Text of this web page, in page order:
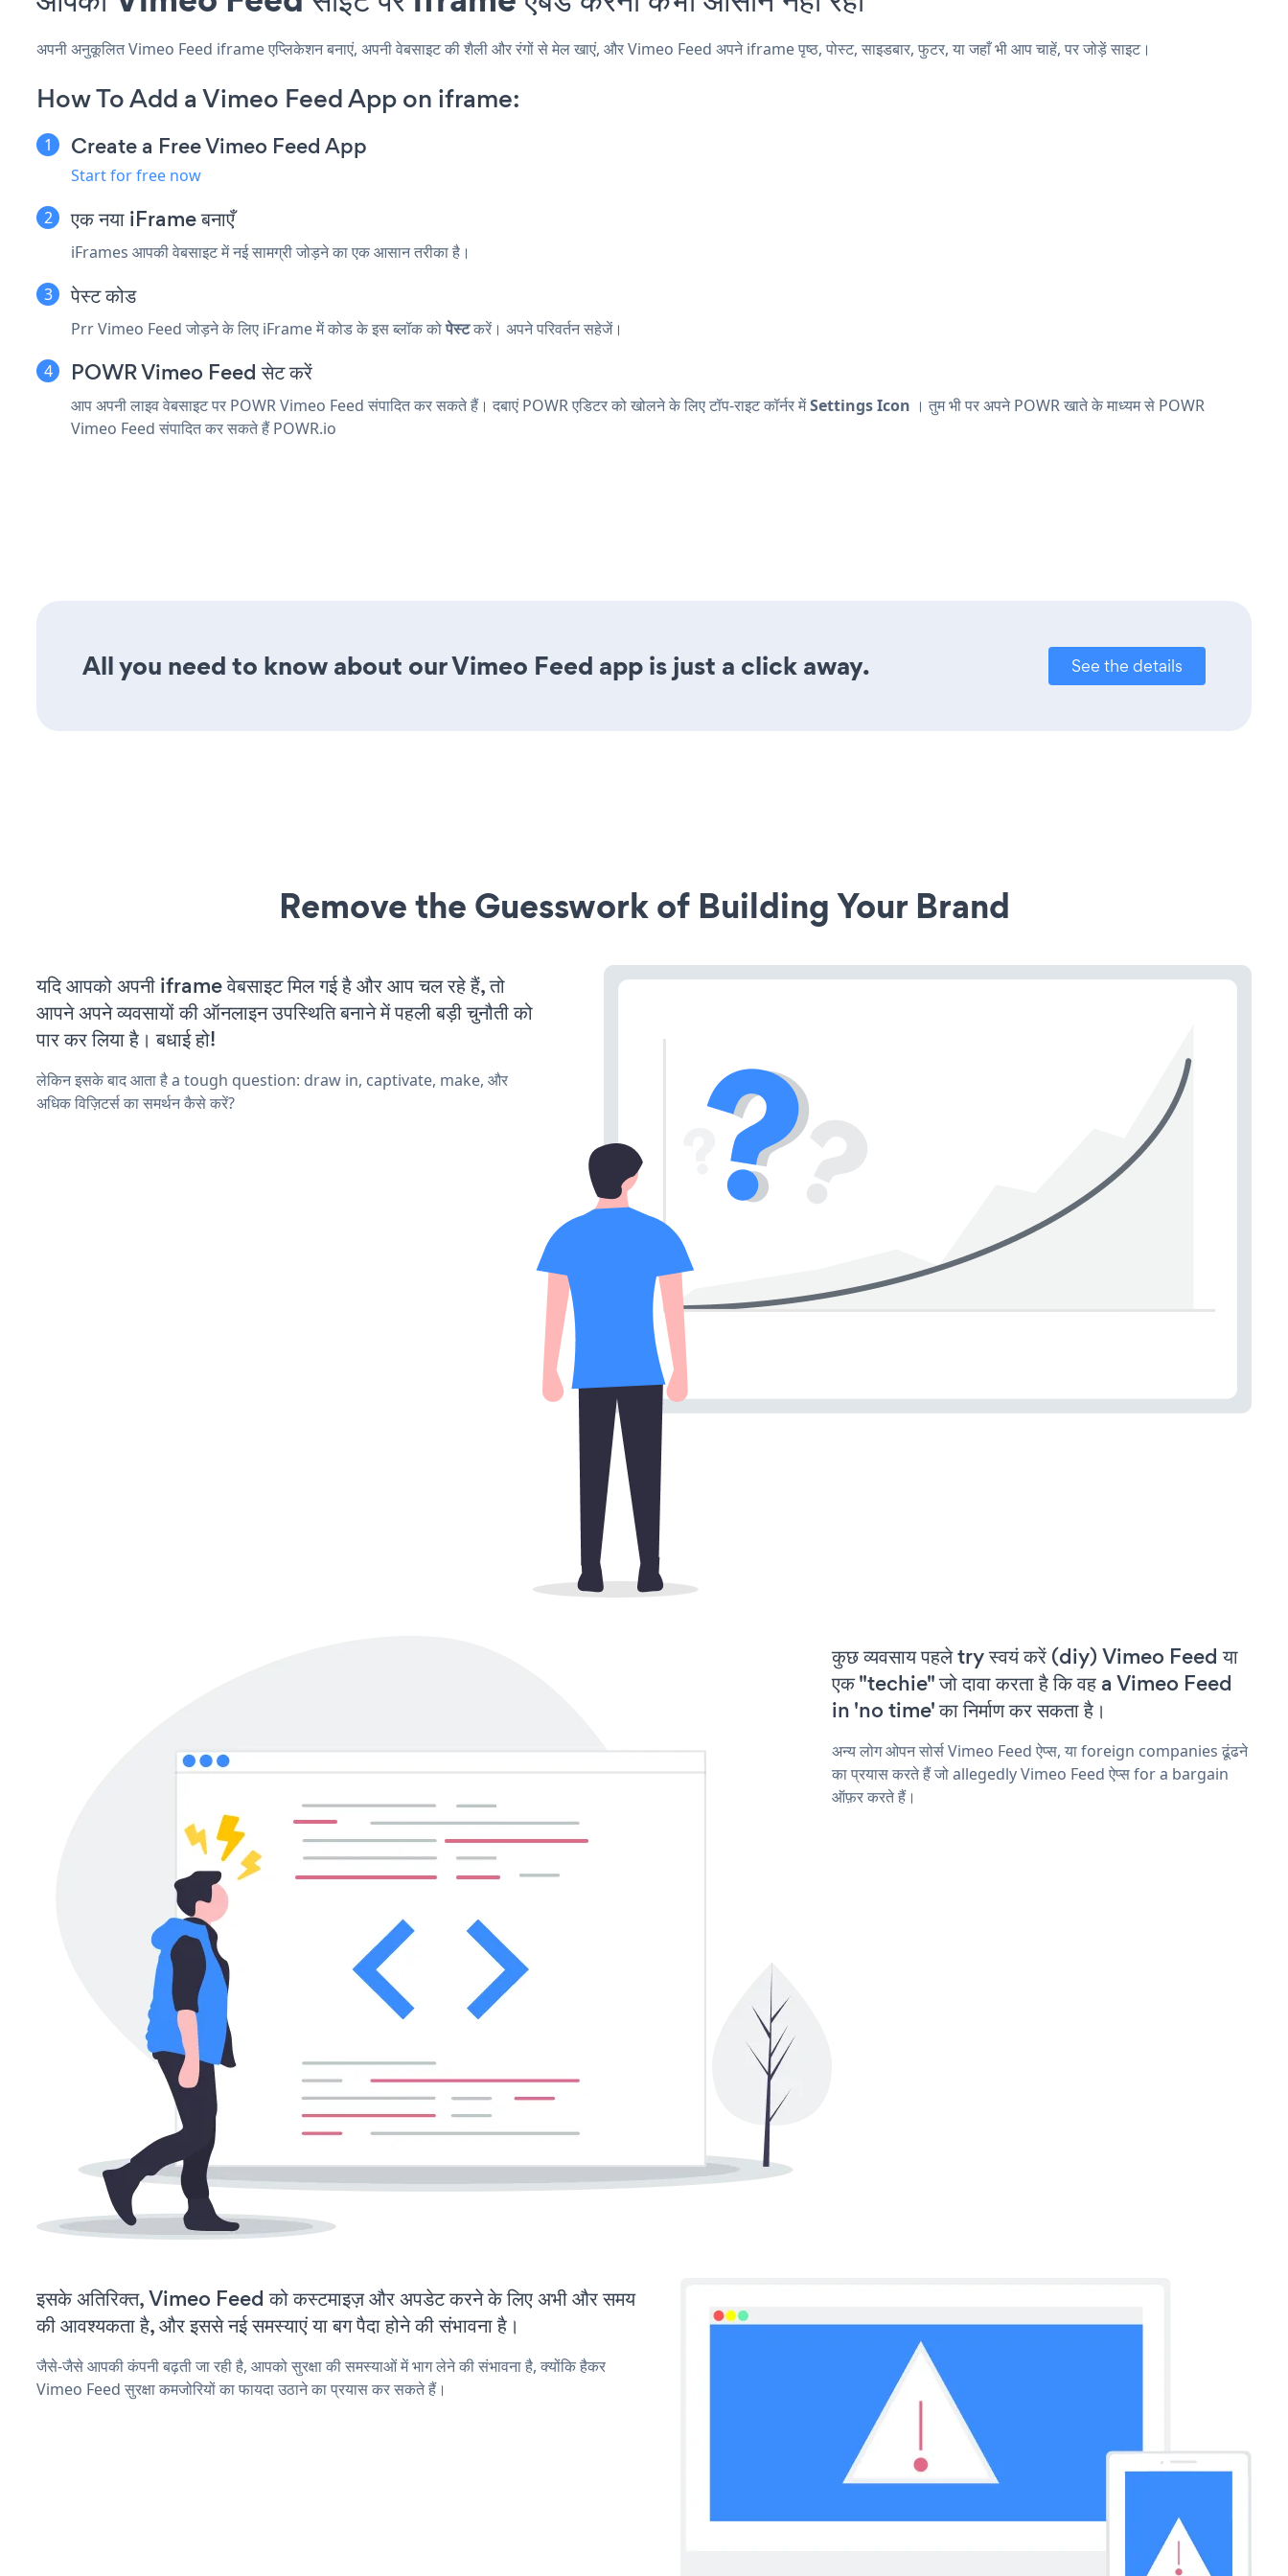
अपनी अनुकूलित Vimeo Feed iframe एप्लिकेशन बनाएं, अपनी वेबसाइट की शैली और रंगों से मेल खाएं, और Vimeo Feed अपने iframe पृष्ठ, पोस्ट, साइडबार, फुटर, या जहाँ भी आप चाहें, पर जोड़ें साइट।
How To Add a Vimeo Feed App on iframe:
Create a Free Vimeo Feed App
Start for free now
एक नया iFrame बनाएँ
iFrames आपकी वेबसाइट में नई सामग्री जोड़ने का एक आसान तरीका है।
पेस्ट कोड
Prr Vimeo Feed जोड़ने के लिए iFrame में कोड के इस ब्लॉक कोपेस्टकरें। अपने परिवर्तन सहेजें।
POWR Vimeo Feed सेट करें
आप अपनी लाइव वेबसाइट पर POWR Vimeo Feed संपादित कर सकते हैं। दबाएंPOWR एडिटर को खोलने के लिए टॉप-राइट कॉर्नर मेंSettings Icon । तुम भी पर अपने POWR खाते के माध्यम से POWR
Vimeo Feed संपादित कर सकते हैंPOWR.io
All you need to know about our Vimeo Feed app is just a click away. See the details
Remove the Guesswork of Building Your Brand
यदि आपको अपनी iframe वेबसाइट मिल गई है और आप चल रहे हैं, तो
आपने अपने व्यवसायों की ऑनलाइन उपस्थिति बनाने में पहली बड़ी चुनौती को
पार कर लिया है। बधाई हो!
लेकिन इसके बाद आता है a tough question: draw in, captivate, make, और
अधिक विज़िटर्स का समर्थन कैसे करें?
कुछ व्यवसाय पहले try स्वयं करें (diy) Vimeo Feed या
एक "techie" जो दावा करता है कि वह a Vimeo Feed
in 'no time' का निर्माण कर सकता है।
अन्य लोग ओपन सोर्स Vimeo Feed ऐप्स, या foreign companies ढूंढने
का प्रयास करते हैं जो allegedly Vimeo Feed ऐप्स for a bargain
ऑफ़र करते हैं।
इसके अतिरिक्त, Vimeo Feed को कस्टमाइज़ और अपडेट करने के लिए अभी और समय
की आवश्यकता है, और इससे नई समस्याएं या बग पैदा होने की संभावना है।
जैसे-जैसे आपकी कंपनी बढ़ती जा रही है, आपको सुरक्षा की समस्याओं में भाग लेने की संभावना है, क्योंकि हैकर
Vimeo Feed सुरक्षा कमजोरियों का फायदा उठाने का प्रयास कर सकते हैं।